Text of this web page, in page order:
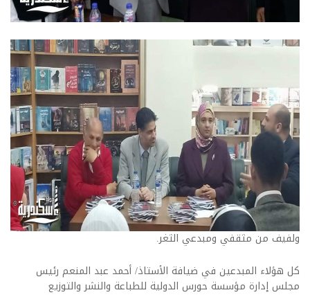
ولفيف من مثقفي ومبدعي الثغر.
كل هؤلاء المبدعين في ضيافة الأستاذ/ أحمد عبد المنعم رئيس
مجلس إدارة مؤسسة حورس الدولية للطباعة والنشر والتوزيع